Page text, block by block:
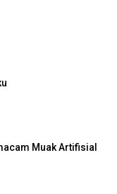
Muak Artifisial